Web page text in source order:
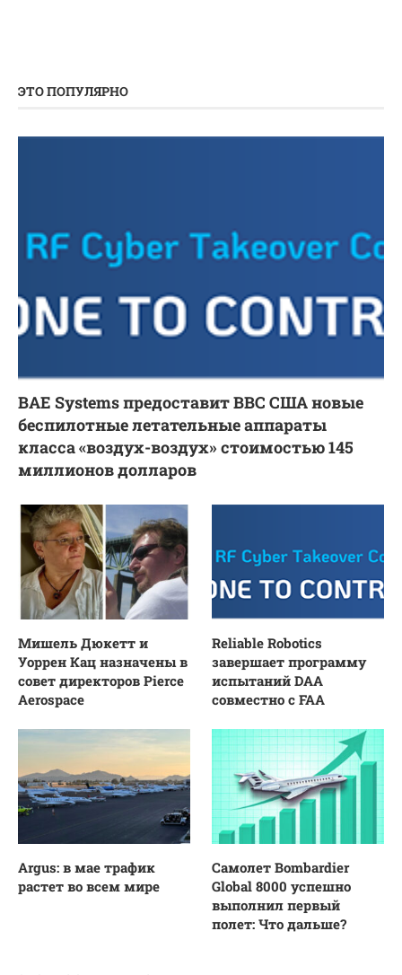
ЭТО ПОПУЛЯРНО
BAE Systems предоставит ВВС США новые
беспилотные летательные аппараты
класса «воздух-воздух» стоимостью 145
миллионов долларов
Мишель Дюкетт и
Уоррен Кац назначены в
совет директоров Pierce
Aerospace
Reliable Robotics
завершает программу
испытаний DAA
совместно с FAA
Argus: в мае трафик
растет во всем мире
Самолет Bombardier
Global 8000 успешно
выполнил первый
полет: Что дальше?